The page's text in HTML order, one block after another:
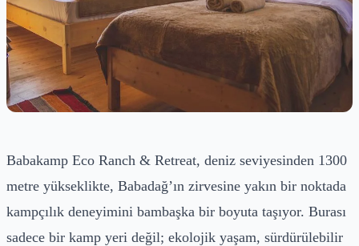
Babakamp Eco Ranch & Retreat, deniz seviyesinden 1300
metre yükseklikte, Babadağ’ın zirvesine yakın bir noktada
kampçılık deneyimini bambaşka bir boyuta taşıyor. Burası
sadece bir kamp yeri değil; ekolojik yaşam, sürdürülebilir